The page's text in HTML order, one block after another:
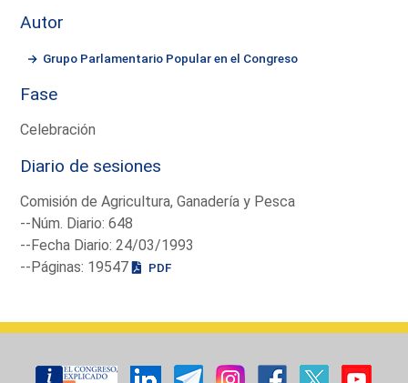
Autor
Grupo Parlamentario Popular en el Congreso
Fase
Celebración
Diario de sesiones
Comisión de Agricultura, Ganadería y Pesca
--Núm. Diario: 648
--Fecha Diario: 24/03/1993
--Páginas: 19547
PDF